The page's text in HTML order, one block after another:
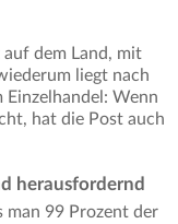
dem Land, mit
liegt nach
Wenn
hat die Post auch
herausfordernd
man 99 Prozent der